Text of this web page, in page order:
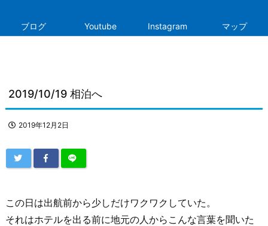
ブログ Youtube Instagram マップ
2019/10/19 相泊へ
2019年12月2日
この日は出航前から少しだけワクワクしていた。
それはホテルを出る前に地元の人からこんな言葉を聞いた